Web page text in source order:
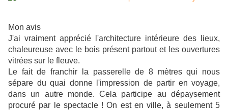
Mon avis
J'ai vraiment apprécié l'architecture intérieure des lieux,
chaleureuse avec le bois présent partout et les ouvertures
vitrées sur le fleuve.
Le fait de franchir la passerelle de 8 mètres qui nous
sépare du quai donne l'impression de partir en voyage,
dans un autre monde. Cela participe au dépaysement
procuré par le spectacle ! On est en ville, à seulement 5